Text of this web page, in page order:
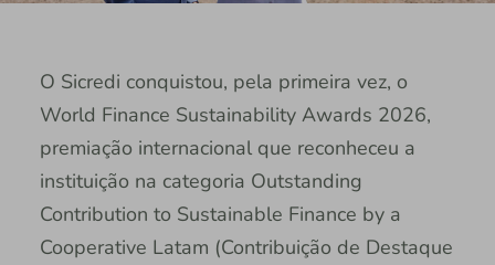
O Sicredi conquistou, pela primeira vez, o
World Finance Sustainability Awards 2026,
premiação internacional que reconheceu a
instituição na categoria Outstanding
Contribution to Sustainable Finance by a
Cooperative Latam (Contribuição de Destaque